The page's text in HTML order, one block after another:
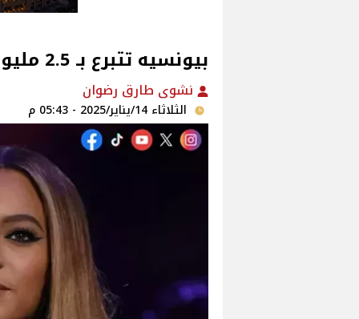
بيونسيه تتبرع بـ 2.5 مليون دولاراً لهذا السبب
نشوى طارق رضوان
الثلاثاء 14/يناير/2025 - 05:43 م